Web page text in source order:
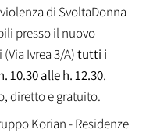
di SvoltaDonna
presso il nuovo
Ivrea 3/A)tutti i
10.30 alle h. 12.30.
diretto e gratuito.
Korian - Residenze